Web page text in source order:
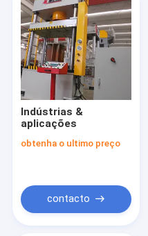
Indústrias &
aplicações
obtenha o ultimo preço
contacto